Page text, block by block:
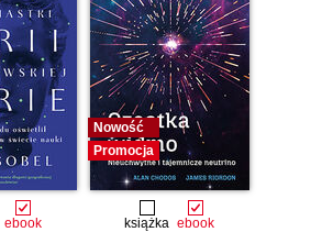
ebook
Nowość
Promocja
książka ebook